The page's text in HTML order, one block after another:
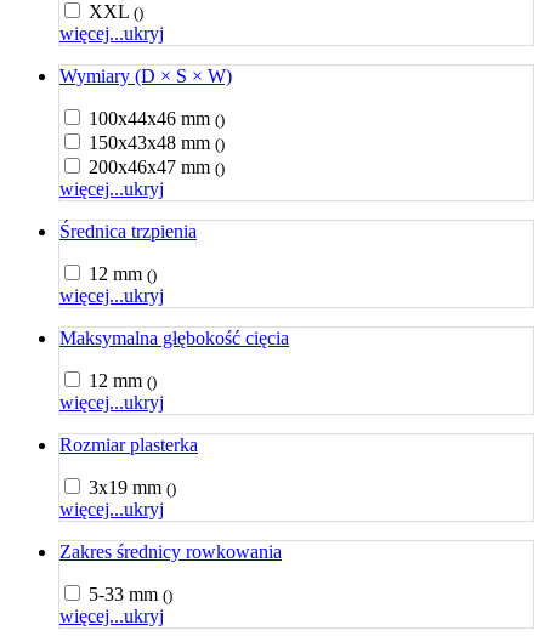
XXL ()
więcej...ukryj
Wymiary (D × S × W)
100x44x46 mm ()
150x43x48 mm ()
200x46x47 mm ()
więcej...ukryj
Średnica trzpienia
12 mm ()
więcej...ukryj
Maksymalna głębokość cięcia
12 mm ()
więcej...ukryj
Rozmiar plasterka
3x19 mm ()
więcej...ukryj
Zakres średnicy rowkowania
5-33 mm ()
więcej...ukryj